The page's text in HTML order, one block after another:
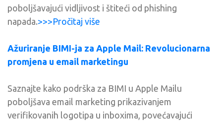
poboljšavajući vidljivost i štiteći od phishing
napada.>>>Pročitaj više
Ažuriranje BIMI-ja za Apple Mail: Revolucionarna
promjena u email marketingu
Saznajte kako podrška za BIMI u Apple Mailu
poboljšava email marketing prikazivanjem
verifikovanih logotipa u inboxima, povećavajući